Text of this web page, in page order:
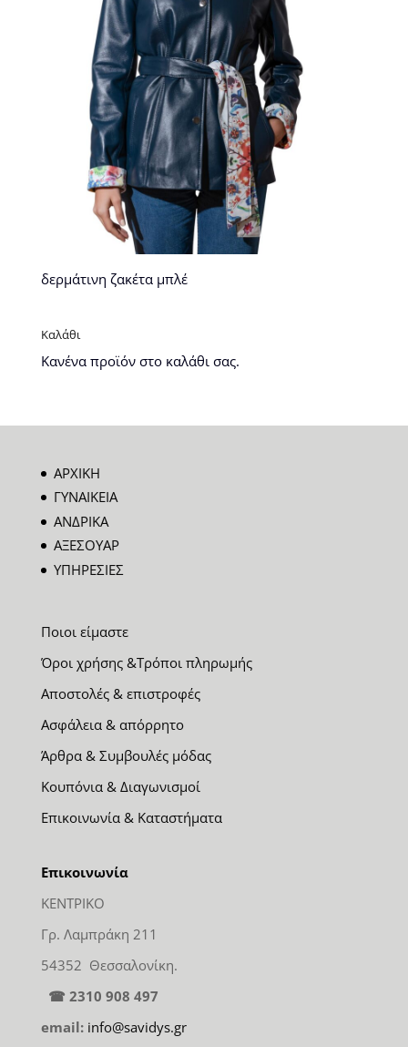
δερμάτινη ζακέτα μπλέ
Καλάθι
Κανένα προϊόν στο καλάθι σας.
ΑΡΧΙΚΗ
ΓΥΝΑΙΚΕΙΑ
ΑΝΔΡΙΚΑ
ΑΞΕΣΟΥΑΡ
ΥΠΗΡΕΣΙΕΣ
Ποιοι είμαστε
Όροι χρήσης &Τρόποι πληρωμής
Αποστολές & επιστροφές
Ασφάλεια & απόρρητο
Άρθρα & Συμβουλές μόδας
Κουπόνια & Διαγωνισμοί
Επικοινωνία & Καταστήματα
Επικοινωνία
ΚΕΝΤΡΙΚΟ
Γρ. Λαμπράκη 211
54352 Θεσσαλονίκη.
☎ 2310 908 497
email: info@savidys.gr